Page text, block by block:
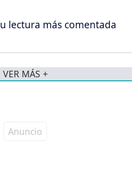
lectura más comentada
VER MÁS +